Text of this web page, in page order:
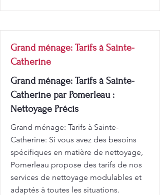
Grand ménage: Tarifs à Sainte-
Catherine
Grand ménage: Tarifs à Sainte-
Catherine par Pomerleau :
Nettoyage Précis
Grand ménage: Tarifs à Sainte-
Catherine: Si vous avez des besoins
spécifiques en matière de nettoyage,
Pomerleau propose des tarifs de nos
services de nettoyage modulables et
adaptés à toutes les situations.